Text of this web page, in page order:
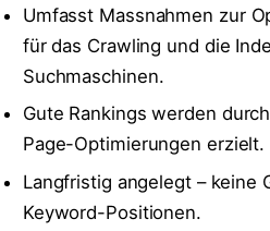
Umfasst Massnahmen zur
für das Crawling und die
Suchmaschinen.
Gute Rankings werden
Page-Optimierungen erzielt.
Langfristig angelegt – keine
Keyword-Positionen.